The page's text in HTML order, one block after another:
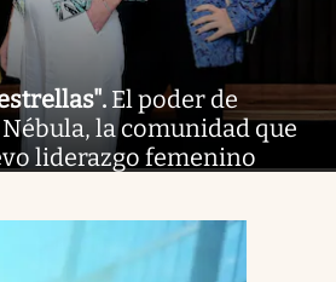
. El poder de
la comunidad que
liderazgo femenino